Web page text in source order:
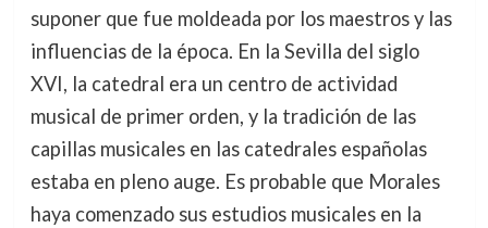
suponer que fue moldeada por los maestros y las
influencias de la época. En la Sevilla del siglo
XVI, la catedral era un centro de actividad
musical de primer orden, y la tradición de las
capillas musicales en las catedrales españolas
estaba en pleno auge. Es probable que Morales
haya comenzado sus estudios musicales en la